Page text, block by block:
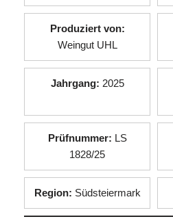
Produziert von:
Weingut UHL
Jahrgang: 2025
Prüfnummer: LS
1828/25
Region: Südsteiermark